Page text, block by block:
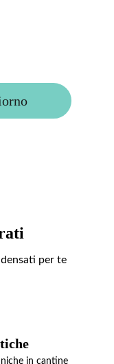
per te
in cantine